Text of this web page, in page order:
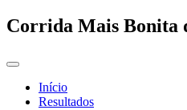
Corrida Mais Bonita
Início
Resultados